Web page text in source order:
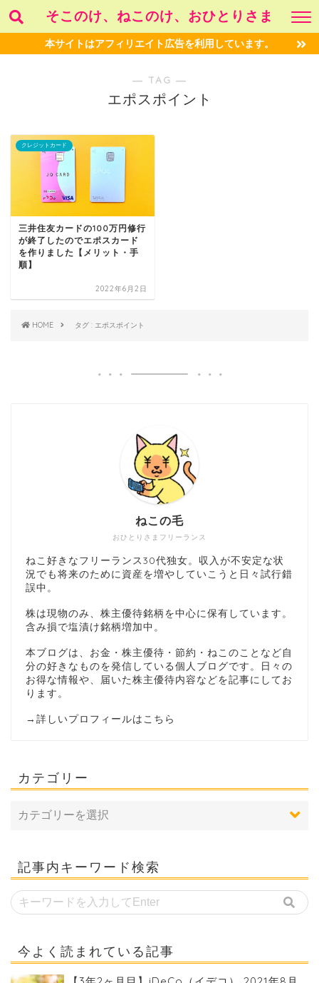
そこのけ、ねこのけ、おひとりさま
本サイトはアフィリエイト広告を利用しています。
― TAG ―
エポスポイント
クレジットカード
三井住友カードの100万円修行
が終了したのでエポスカード
を作りました【メリット・手
順】
2022年6月2日
HOME タグ : エポスポイント
おひとりさまフリーランス
ねこの毛
ねこ好きなフリーランス30代独女。収入が不安定な状
況でも将来のために資産を増やしていこうと日々試行錯
誤中。
株は現物のみ、株主優待銘柄を中心に保有しています。
含み損で塩漬け銘柄増加中。
本ブログは、お金・株主優待・節約・ねこのことなど自
分の好きなものを発信している個人ブログです。日々の
お得な情報や、届いた株主優待内容などを記事にしてお
ります。
→ 詳しいプロフィールはこちら
カテゴリー
記事内キーワード検索
今よく読まれている記事